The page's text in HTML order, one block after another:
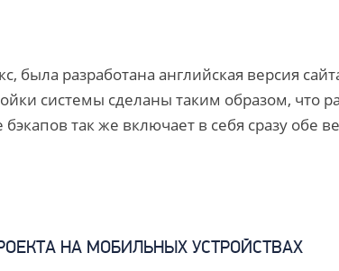
была разработана английская версия
системы сделаны таким образом, что
так же включает в себя сразу обе
НА МОБИЛЬНЫХ УСТРОЙСТВАХ